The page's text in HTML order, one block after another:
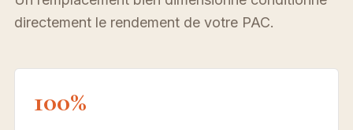
directement le rendement de votre PAC.
100%